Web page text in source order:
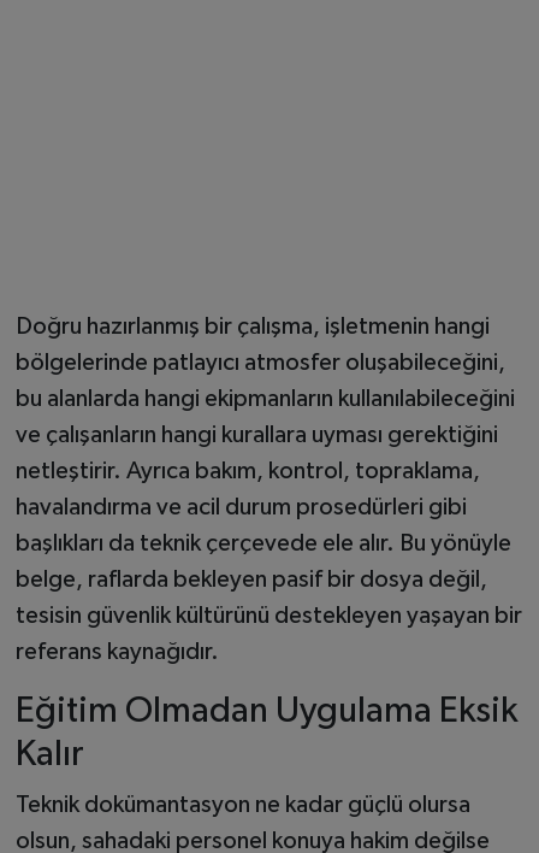
Doğru hazırlanmış bir çalışma, işletmenin hangi
bölgelerinde patlayıcı atmosfer oluşabileceğini,
bu alanlarda hangi ekipmanların kullanılabileceğini
ve çalışanların hangi kurallara uyması gerektiğini
netleştirir. Ayrıca bakım, kontrol, topraklama,
havalandırma ve acil durum prosedürleri gibi
başlıkları da teknik çerçevede ele alır. Bu yönüyle
belge, raflarda bekleyen pasif bir dosya değil,
tesisin güvenlik kültürünü destekleyen yaşayan bir
referans kaynağıdır.
Eğitim Olmadan Uygulama Eksik
Kalır
Teknik dokümantasyon ne kadar güçlü olursa
olsun, sahadaki personel konuya hakim değilse